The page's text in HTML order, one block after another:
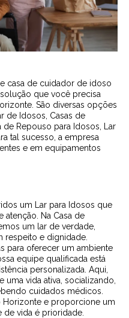
casa de cuidador de idoso
que você precisa
São diversas opções
de Idosos, Casas de
de Repouso para Idosos, Lar
tal sucesso, a empresa
e em equipamentos
um Lar para Idosos que
Na Casa de
um lar de verdade,
respeito e dignidade.
para oferecer um ambiente
equipe qualificada está
personalizada. Aqui,
vida ativa, socializando,
cuidados médicos.
Horizonte e proporcione um
de vida é prioridade.